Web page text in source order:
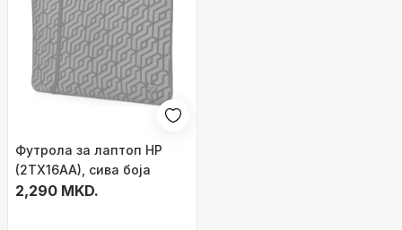
Футрола за лаптоп HP
(2TX16AA), сива боја
2,290 MKD.